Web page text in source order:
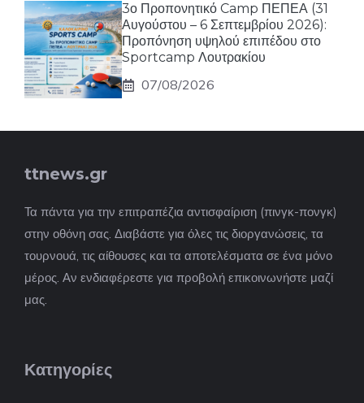
3ο Προπονητικό Camp ΠΕΠΕΑ (31
Αυγούστου – 6 Σεπτεμβρίου 2026):
Προπόνηση υψηλού επιπέδου στο
Sportcamp Λουτρακίου
07/08/2026
ttnews.gr
Τα πάντα για την επιτραπέζια αντισφαίριση (πινγκ-πονγκ)
στην οθόνη σας. Διαβάστε για όλες τις διοργανώσεις, τα
τουρνουά, τις αίθουσες και τα αποτελέσματα σε ένα μόνο
μέρος. Αν ενδιαφέρεστε για προβολή επικοινωνήστε μαζί
μας.
Κατηγορίες